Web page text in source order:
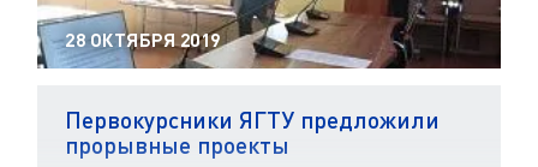
28 ОКТЯБРЯ 2019
Первокурсники ЯГТУ предложили
прорывные проекты